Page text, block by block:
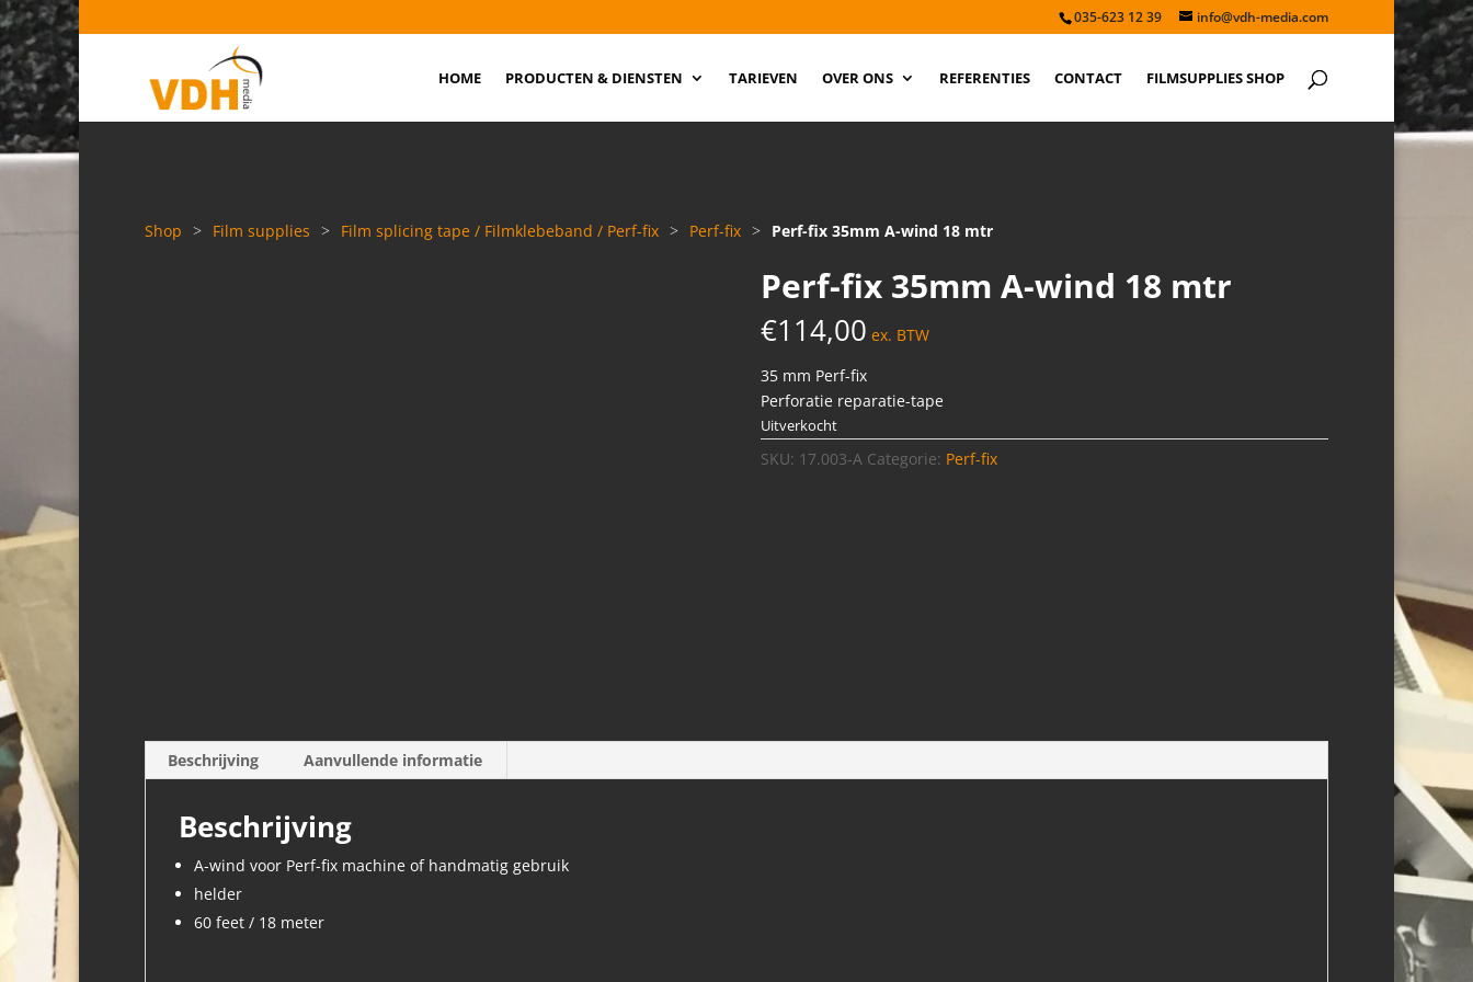
035-623 12 39 info@vdh-media.com
HOME PRODUCTEN & DIENSTEN TARIEVEN OVER ONS REFERENTIES CONTACT FILMSUPPLIES SHOP
Shop > Film supplies > Film splicing tape / Filmklebeband / Perf-fix > Perf-fix > Perf-fix 35mm A-wind 18 mtr
Perf-fix 35mm A-wind 18 mtr
€114,00 ex. BTW
35 mm Perf-fix
Perforatie reparatie-tape
Uitverkocht
SKU: 17.003-A Categorie: Perf-fix
Beschrijving Aanvullende informatie
Beschrijving
A-wind voor Perf-fix machine of handmatig gebruik
helder
60 feet / 18 meter